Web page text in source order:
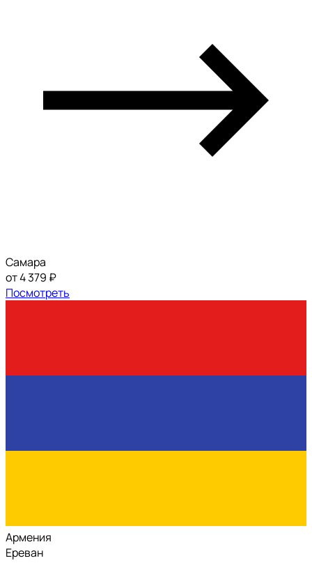
Самара
от 4 379 ₽
Посмотреть
Армения
Ереван